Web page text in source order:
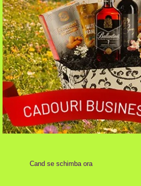
Cand se schimba ora